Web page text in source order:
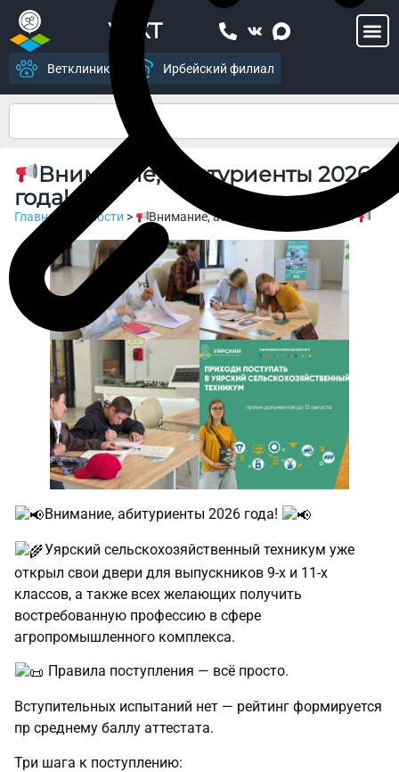
УСХТ
Ветклиника Ирбейский филиал
Внимание, абитуриенты 2026
года!
Главная Новости > Внимание, абитуриенты 2026 года!
Внимание, абитуриенты 2026 года!
Уярский сельскохозяйственный техникум уже
открыл свои двери для выпускников 9-х и 11-х
классов, а также всех желающих получить
востребованную профессию в сфере
агропромышленного комплекса.
Правила поступления — всё просто.
Вступительных испытаний нет — рейтинг формируется
пр среднему баллу аттестата.
Три шага к поступлению: